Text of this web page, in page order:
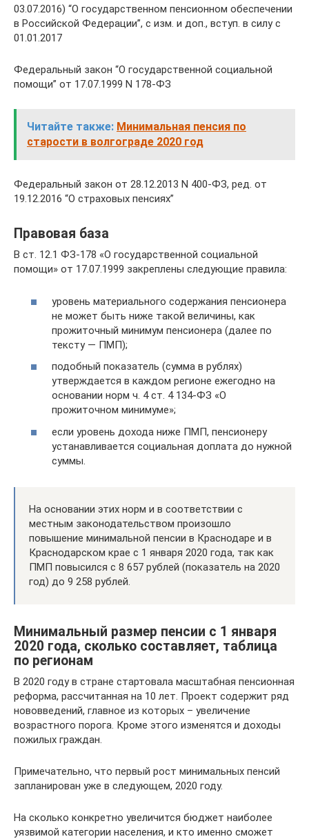
03.07.2016) “О государственном пенсионном обеспечении
в Российской Федерации”, с изм. и доп., вступ. в силу с
01.01.2017
Федеральный закон “О государственной социальной
помощи” от 17.07.1999 N 178-ФЗ
Читайте также: Минимальная пенсия по
старости в волгограде 2020 год
Федеральный закон от 28.12.2013 N 400-ФЗ, ред. от
19.12.2016 “О страховых пенсиях”
Правовая база
В ст. 12.1 ФЗ-178 «О государственной социальной
помощи» от 17.07.1999 закреплены следующие правила:
уровень материального содержания пенсионера
не может быть ниже такой величины, как
прожиточный минимум пенсионера (далее по
тексту — ПМП);
подобный показатель (сумма в рублях)
утверждается в каждом регионе ежегодно на
основании норм ч. 4 ст. 4 134-ФЗ «О
прожиточном минимуме»;
если уровень дохода ниже ПМП, пенсионеру
устанавливается социальная доплата до нужной
суммы.
На основании этих норм и в соответствии с
местным законодательством произошло
повышение минимальной пенсии в Краснодаре и в
Краснодарском крае с 1 января 2020 года, так как
ПМП повысился с 8 657 рублей (показатель на 2020
год) до 9 258 рублей.
Минимальный размер пенсии с 1 января
2020 года, сколько составляет, таблица
по регионам
В 2020 году в стране стартовала масштабная пенсионная
реформа, рассчитанная на 10 лет. Проект содержит ряд
нововведений, главное из которых – увеличение
возрастного порога. Кроме этого изменятся и доходы
пожилых граждан.
Примечательно, что первый рост минимальных пенсий
запланирован уже в следующем, 2020 году.
На сколько конкретно увеличится бюджет наиболее
уязвимой категории населения, и кто именно сможет